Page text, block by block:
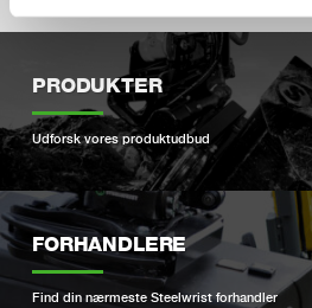
PRODUKTER
Udforsk vores produktudbud
FORHANDLERE
Find din nærmeste Steelwrist forhandler